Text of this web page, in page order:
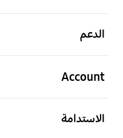
الدعم
Account
الاستدامة